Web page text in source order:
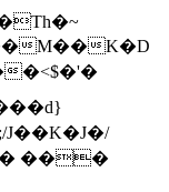
���